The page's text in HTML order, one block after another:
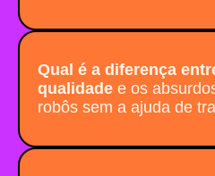
Qual é a diferença
qualidade e os
robôs sem a ajuda de